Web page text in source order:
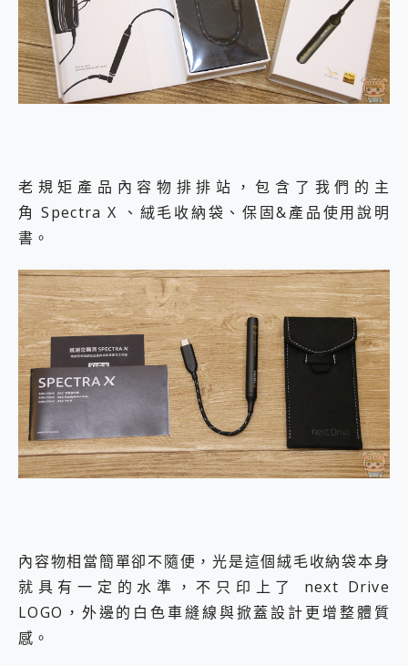
老規矩產品內容物排排站，包含了我們的主
角 Spectra X 、絨毛收納袋、保固&產品使用說明
書。
內容物相當簡單卻不隨便，光是這個絨毛收納袋本身
就具有一定的水準，不只印上了 next Drive
LOGO，外邊的白色車縫線與掀蓋設計更增整體質
感。